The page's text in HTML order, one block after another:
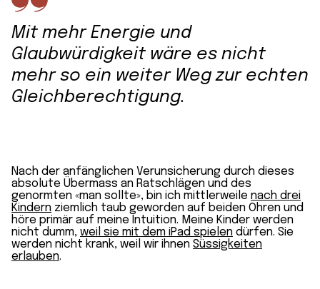
Mit mehr Energie und
Glaubwürdigkeit wäre es nicht
mehr so ein weiter Weg zur echten
Gleichberechtigung.
Nach der anfänglichen Verunsicherung durch dieses
absolute Übermass an Ratschlägen und des
genormten «man sollte», bin ich mittlerweile nach drei
Kindern ziemlich taub geworden auf beiden Ohren und
höre primär auf meine Intuition. Meine Kinder werden
nicht dumm, weil sie mit dem iPad spielen dürfen. Sie
werden nicht krank, weil wir ihnen Süssigkeiten
erlauben.